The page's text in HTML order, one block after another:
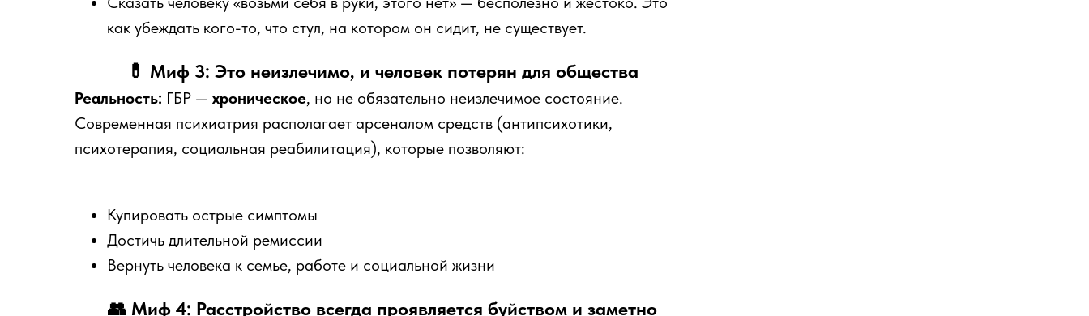
как убеждать кого-то, что стул, на котором он сидит, не существует.
💊 Миф 3: Это неизлечимо, и человек потерян для общества
Реальность: ГБР — хроническое, но не обязательно неизлечимое состояние.
Современная психиатрия располагает арсеналом средств (антипсихотики,
психотерапия, социальная реабилитация), которые позволяют:
Купировать острые симптомы
Достичь длительной ремиссии
Вернуть человека к семье, работе и социальной жизни
👥 Миф 4: Расстройство всегда проявляется буйством и заметно